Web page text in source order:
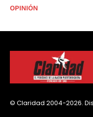
OPINIÓN
© Claridad 2004-2026.